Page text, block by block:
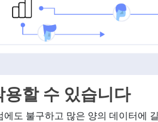
할 수 있습니다
도 불구하고 많은 양의 데이터에